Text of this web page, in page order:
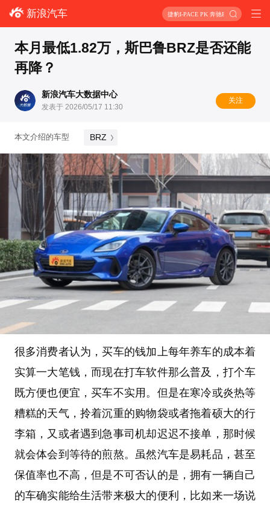
新浪汽车 捷豹I-PACE PK 奔驰EQC
本月最低1.82万，斯巴鲁BRZ是否还能
再降？
新浪汽车大数据中心
发表于 2026/05/17 11:30
关注
本文介绍的车型 BRZ
很多消费者认为，买车的钱加上每年养车的成本着
实算一大笔钱，而现在打车软件那么普及，打个车
既方便也便宜，买车不实用。但是在寒冷或炎热等
糟糕的天气，拎着沉重的购物袋或者拖着硕大的行
李箱，又或者遇到急事司机却迟迟不接单，那时候
就会体会到等待的煎熬。虽然汽车是易耗品，甚至
保值率也不高，但是不可否认的是，拥有一辆自己
的车确实能给生活带来极大的便利，比如来一场说